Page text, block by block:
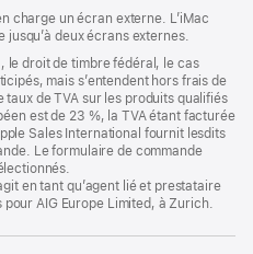
charge un écran externe. L’iMac
deux écrans externes.
le droit de timbre fédéral, le cas
mais s’entendent hors frais de
de TVA sur les produits qualifiés
est de 23 %, la TVA étant facturée
Sales International fournit lesdits
Le formulaire de commande
en tant qu’agent lié et prestataire
AIG Europe Limited, à Zurich.